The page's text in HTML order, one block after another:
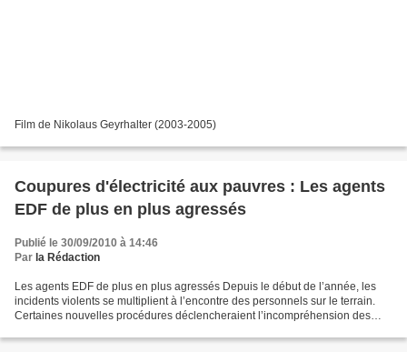
Film de Nikolaus Geyrhalter (2003-2005)
Coupures d'électricité aux pauvres : Les agents
EDF de plus en plus agressés
Publié le 30/09/2010 à 14:46
Par la Rédaction
Les agents EDF de plus en plus agressés Depuis le début de l’année, les
incidents violents se multiplient à l’encontre des personnels sur le terrain.
Certaines nouvelles procédures déclencheraient l’incompréhension des